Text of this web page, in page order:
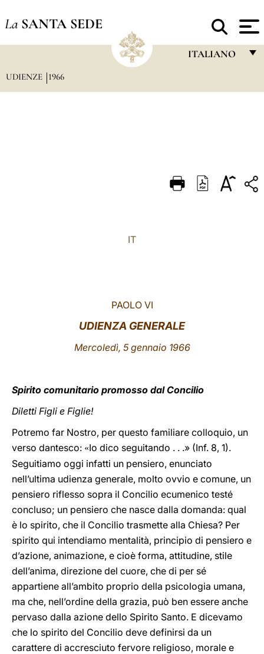
La SANTA SEDE
ITALIANO
DEUTSCH
UDIENZE 1966
IT
PAOLO VI
UDIENZA GENERALE
Mercoledì, 5 gennaio 1966
Spirito comunitario promosso dal Concilio
Diletti Figli e Figlie!
Potremo far Nostro, per questo familiare colloquio, un
verso dantesco: «Io dico seguitando . . .» (Inf. 8, 1).
Seguitiamo oggi infatti un pensiero, enunciato
nell’ultima udienza generale, molto ovvio e comune, un
pensiero riflesso sopra il Concilio ecumenico testé
concluso; un pensiero che nasce dalla domanda: qual
è lo spirito, che il Concilio trasmette alla Chiesa? Per
spirito qui intendiamo mentalità, principio di pensiero e
d’azione, animazione, e cioè forma, attitudine, stile
dell’anima, direzione del cuore, che di per sé
appartiene all’ambito proprio della psicologia umana,
ma che, nell’ordine della grazia, può ben essere anche
pervaso dalla azione dello Spirito Santo. E dicevamo
che lo spirito del Concilio deve definirsi da un
carattere di accresciuto fervore religioso, morale e